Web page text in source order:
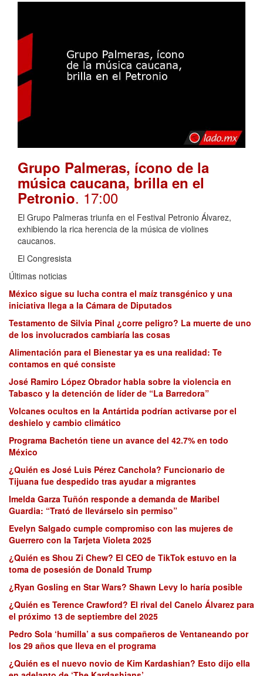
Grupo Palmeras, ícono de la
música caucana, brilla en el
Petronio. 17:00
El Grupo Palmeras triunfa en el Festival Petronio Álvarez,
exhibiendo la rica herencia de la música de violines
caucanos.
El Congresista
Últimas noticias
México sigue su lucha contra el maíz transgénico y una
iniciativa llega a la Cámara de Diputados
Testamento de Silvia Pinal ¿corre peligro? La muerte de uno
de los involucrados cambiaría las cosas
Alimentación para el Bienestar ya es una realidad: Te
contamos en qué consiste
José Ramiro López Obrador habla sobre la violencia en
Tabasco y la detención de líder de “La Barredora”
Volcanes ocultos en la Antártida podrían activarse por el
deshielo y cambio climático
Programa Bachetón tiene un avance del 42.7% en todo
México
¿Quién es José Luis Pérez Canchola? Funcionario de
Tijuana fue despedido tras ayudar a migrantes
Imelda Garza Tuñón responde a demanda de Maribel
Guardia: “Trató de llevárselo sin permiso”
Evelyn Salgado cumple compromiso con las mujeres de
Guerrero con la Tarjeta Violeta 2025
¿Quién es Shou Zi Chew? El CEO de TikTok estuvo en la
toma de posesión de Donald Trump
¿Ryan Gosling en Star Wars? Shawn Levy lo haría posible
¿Quién es Terence Crawford? El rival del Canelo Álvarez para
el próximo 13 de septiembre del 2025
Pedro Sola ‘humilla’ a sus compañeros de Ventaneando por
los 29 años que lleva en el programa
¿Quién es el nuevo novio de Kim Kardashian? Esto dijo ella